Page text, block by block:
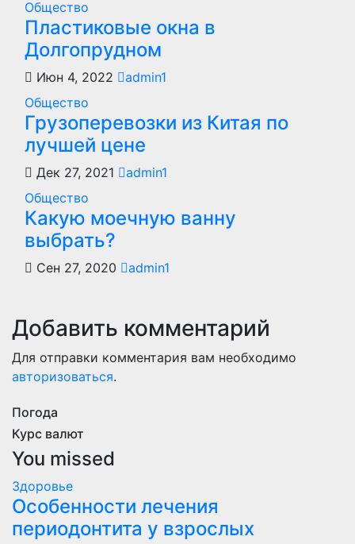
Общество
Пластиковые окна в
Долгопрудном
Июн 4, 2022
admin1
Общество
Грузоперевозки из Китая по
лучшей цене
Дек 27, 2021
admin1
Общество
Какую моечную ванну
выбрать?
Сен 27, 2020 admin1
Добавить комментарий
Для отправки комментария вам необходимо
авторизоваться.
Погода
Курс валют
You missed
Здоровье
Особенности лечения
периодонтита у взрослых